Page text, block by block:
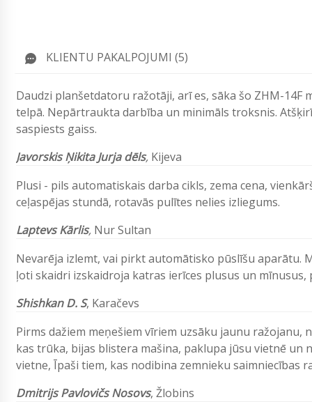
KLIENTU PAKALPOJUMI (5)
Daudzi planšetdatoru ražotāji, arī es, sāka šo ZHM-
telpā. Nepārtraukta darbība un minimāls troksnis.
saspiests gaiss.
Javorskis Ņikita Jurja dēls, Kijeva
Plusi - pils automatiskais darba cikls, zema cena,
ceļaspējas stundā, rotavās pulītes nelies izliegums.
Laptevs Kārlis, Nur Sultan
Nevarēja izlemt, vai pirkt automātisko pūslīšu aparātu.
ļoti skaidri izskaidroja katras ierīces plusus un mīnusus,
Shishkan D. S, Karačevs
Pirms dažiem meņešiem vīriem uzsāku jaunu
kas trūka, bijas blistera mašina, paklupa jūsu vietnē un
vietne, Īpaši tiem, kas nodibina zemnieku saimniecības
Dmitrijs Pavlovičs Nosovs, Žlobins